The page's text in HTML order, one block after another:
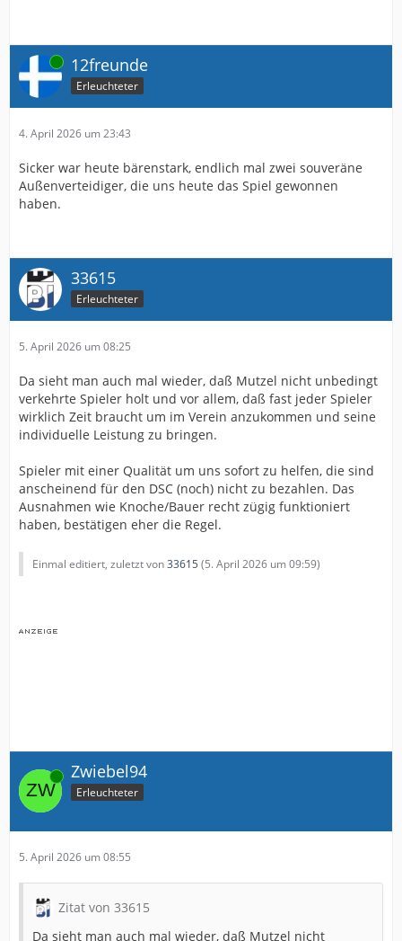
Online 12freunde
Erleuchteter
4. April 2026 um 23:43
Sicker war heute bärenstark, endlich mal zwei souveräne
Außenverteidiger, die uns heute das Spiel gewonnen
haben.
33615
Erleuchteter
5. April 2026 um 08:25
Da sieht man auch mal wieder, daß Mutzel nicht unbedingt
verkehrte Spieler holt und vor allem, daß fast jeder Spieler
wirklich Zeit braucht um im Verein anzukommen und seine
individuelle Leistung zu bringen.
Spieler mit einer Qualität um uns sofort zu helfen, die sind
anscheinend für den DSC (noch) nicht zu bezahlen. Das
Ausnahmen wie Knoche/Bauer recht zügig funktioniert
haben, bestätigen eher die Regel.
Einmal editiert, zuletzt von33615 (5. April 2026 um 09:59)
Online Zwiebel94
Erleuchteter
5. April 2026 um 08:55
Zitat von 33615
Da sieht man auch mal wieder, daß Mutzel nicht